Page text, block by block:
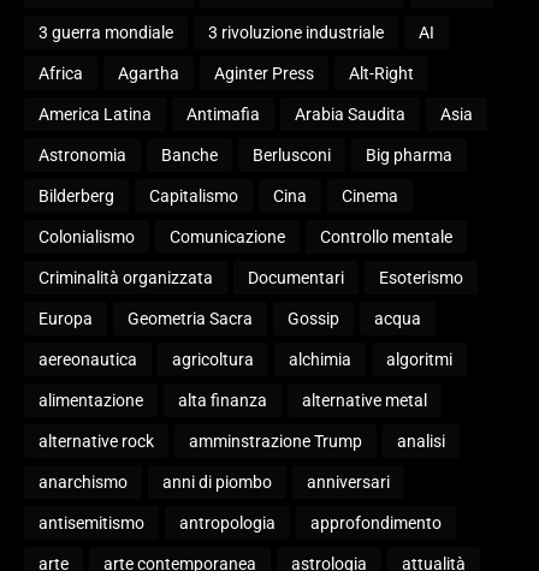
3 guerra mondiale 3 rivoluzione industriale AI
Africa Agartha Aginter Press Alt-Right
America Latina Antimafia Arabia Saudita Asia
Astronomia Banche Berlusconi Big pharma
Bilderberg Capitalismo Cina Cinema
Colonialismo Comunicazione Controllo mentale
Criminalità organizzata Documentari Esoterismo
Europa Geometria Sacra Gossip acqua
aereonautica agricoltura alchimia algoritmi
alimentazione alta finanza alternative metal
alternative rock amminstrazione Trump analisi
anarchismo anni di piombo anniversari
antisemitismo antropologia approfondimento
arte arte contemporanea astrologia attualità